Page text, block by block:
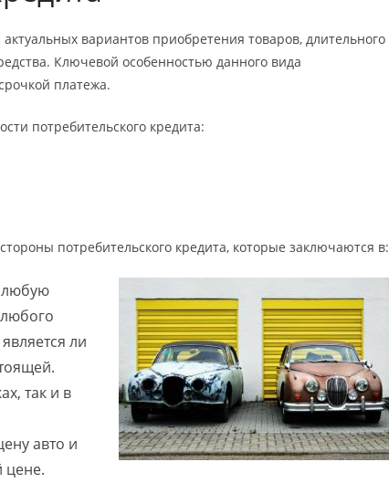
вариантов приобретения товаров, длительного
Ключевой особенностью данного вида
платежа.
потребительского кредита:
потребительского кредита, которые заключаются в:
любую
ли
так и в
авто и
цене.